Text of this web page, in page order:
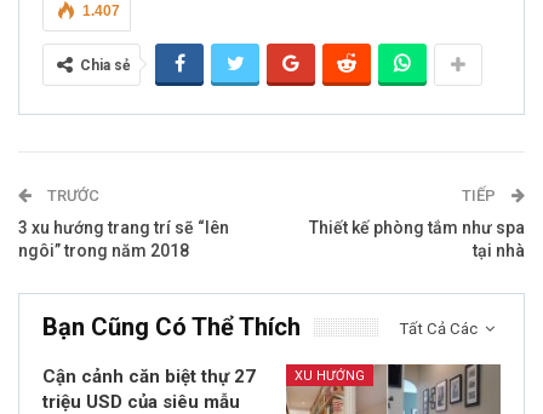
1.407
Chia sẻ
TRƯỚC
3 xu hướng trang trí sẽ “lên
ngôi” trong năm 2018
TIẾP
Thiết kế phòng tắm như spa
tại nhà
Tất Cả Các
Bạn Cũng Có Thể Thích
Cận cảnh căn biệt thự 27
triệu USD của siêu mẫu
XU HƯỚNG